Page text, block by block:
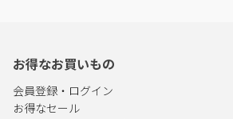
お得なお買いもの
会員登録・ログイン
お得なセール